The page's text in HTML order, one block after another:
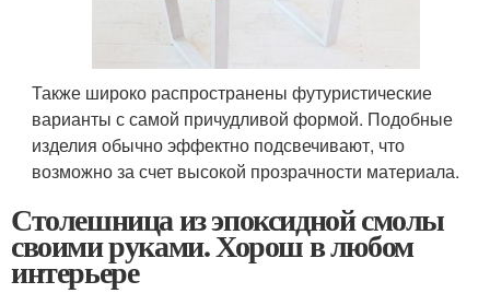
Также широко распространены футуристические
варианты с самой причудливой формой. Подобные
изделия обычно эффектно подсвечивают, что
возможно за счет высокой прозрачности материала.
Столешница из эпоксидной смолы
своими руками. Хорош в любом
интерьере